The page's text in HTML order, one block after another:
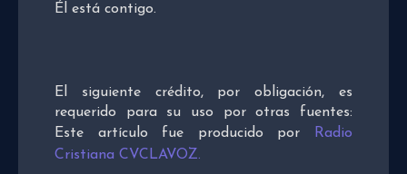
Él está contigo.
El siguiente crédito, por obligación, es
requerido para su uso por otras fuentes:
Este artículo fue producido por
Radio
Cristiana CVCLAVOZ.